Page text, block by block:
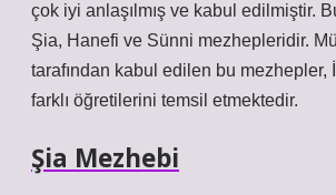
çok iyi anlaşılmış ve kabul edilmiştir.
Şia, Hanefi ve Sünni mezhepleridir.
tarafından kabul edilen bu mezhepler,
farklı öğretilerini temsil etmektedir.
Şia Mezhebi